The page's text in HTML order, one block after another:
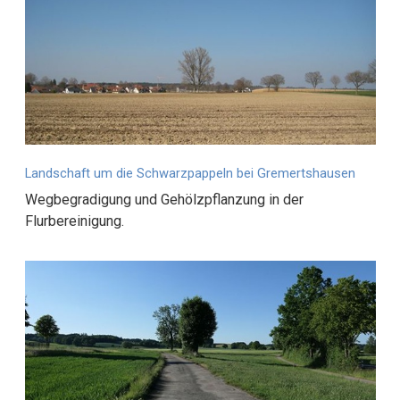
Landschaft um die Schwarzpappeln bei Gremertshausen
Wegbegradigung und Gehölzpflanzung in der
Flurbereinigung.